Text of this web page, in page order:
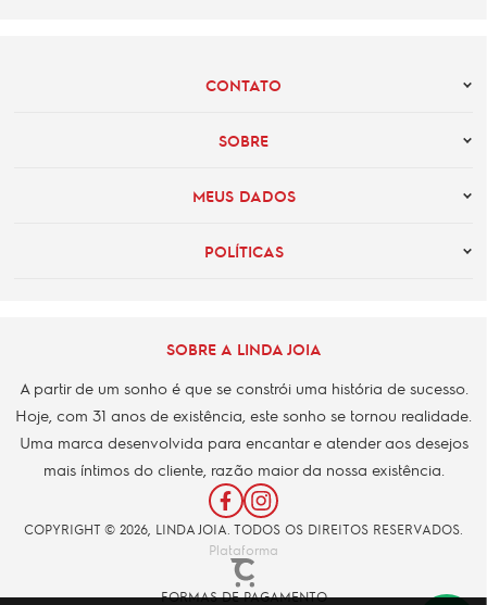
CONTATO
SOBRE
MEUS DADOS
POLÍTICAS
SOBRE A LINDA JOIA
A partir de um sonho é que se constrói uma história de sucesso.
Hoje, com 31 anos de existência, este sonho se tornou realidade.
Uma marca desenvolvida para encantar e atender aos desejos
mais íntimos do cliente, razão maior da nossa existência.
COPYRIGHT © 2026, LINDA JOIA. TODOS OS DIREITOS RESERVADOS.
Plataforma
FORMAS DE PAGAMENTO